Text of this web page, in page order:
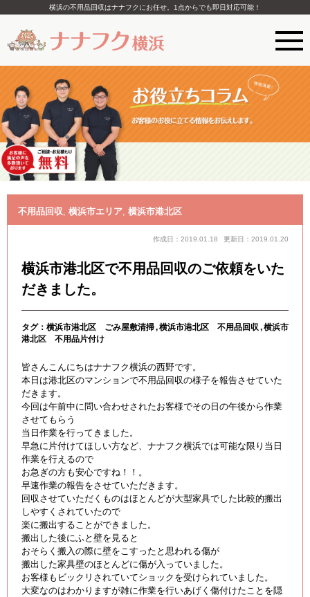
横浜の不用品回収はナナフクにお任せ。1点からでも即日対応可能！
不用品回収, 横浜市エリア, 横浜市港北区
作成日：2019.01.18 更新日：2019.01.20
横浜市港北区で不用品回収のご依頼をいた
だきました。
タグ： 横浜市港北区 ごみ屋敷清掃 横浜市港北区 不用品回収
横浜市
港北区 不用品片付け
皆さんこんにちはナナフク横浜の西野です。
本日は港北区のマンションで不用品回収の様子を報告させていた
だきます。
今回は午前中に問い合わせされたお客様でその日の午後から作業
させてもらう
当日作業を行ってきました。
早急に片付けてほしい方など、ナナフク横浜では可能な限り当日
作業を行えるので
お急ぎの方も安心ですね！！。
早速作業の報告をさせていただきます。
回収させていただくものはほとんどが大型家具でした比較的搬出
しやすくされていたので
楽に搬出することができました。
搬出した後にふと壁を見ると
おそらく搬入の際に壁をこすったと思われる傷が
搬出した家具壁のほとんどに傷が入っていました。
お客様もビックリされていてショックを受けられていました。
大変なのはわかりますが雑に作業を行いあげく傷付けたことを隠